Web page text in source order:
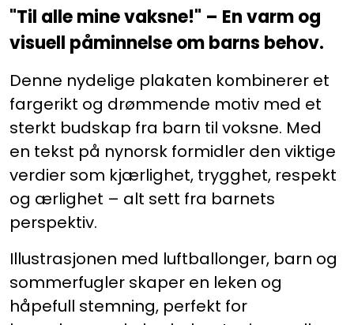
"Til alle mine vaksne!" – En varm og
visuell påminnelse om barns behov.
Denne nydelige plakaten kombinerer et
fargerikt og drømmende motiv med et
sterkt budskap fra barn til voksne. Med
en tekst på nynorsk formidler den viktige
verdier som kjærlighet, trygghet, respekt
og ærlighet – alt sett fra barnets
perspektiv.
Illustrasjonen med luftballonger, barn og
sommerfugler skaper en leken og
håpefull stemning, perfekt for